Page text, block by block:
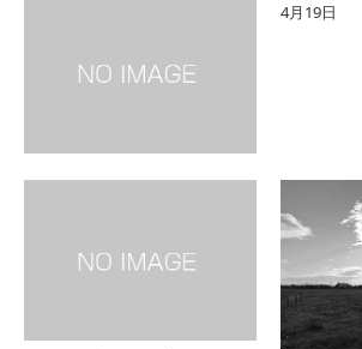
4月19日